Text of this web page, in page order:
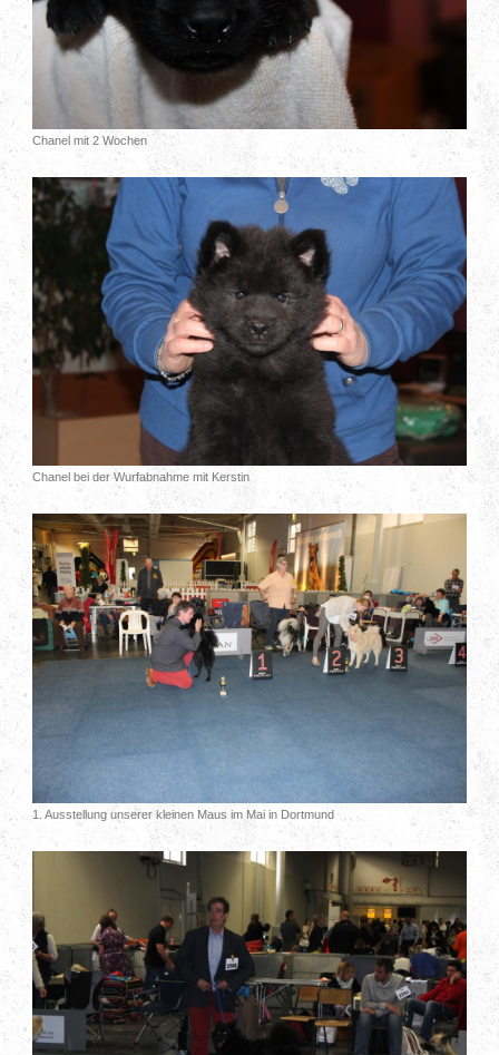
Chanel mit 2 Wochen
Chanel bei der Wurfabnahme mit Kerstin
1. Ausstellung unserer kleinen Maus im Mai in Dortmund